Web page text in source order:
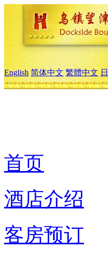
English 简体中文 繁體中文
首页
酒店介绍
客房预订